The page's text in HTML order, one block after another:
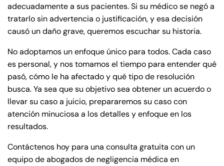
adecuadamente a sus pacientes. Si su médico se negó a
tratarlo sin advertencia o justificación, y esa decisión
causó un daño grave, queremos escuchar su historia.
No adoptamos un enfoque único para todos. Cada caso
es personal, y nos tomamos el tiempo para entender qué
pasó, cómo le ha afectado y qué tipo de resolución
busca. Ya sea que su objetivo sea obtener un acuerdo o
llevar su caso a juicio, prepararemos su caso con
atención minuciosa a los detalles y enfoque en los
resultados.
Contáctenos hoy para una consulta gratuita con un
equipo de abogados de negligencia médica en